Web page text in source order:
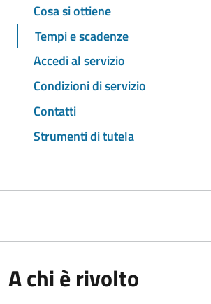
Cosa si ottiene
Tempi e scadenze
Accedi al servizio
Condizioni di servizio
Contatti
Strumenti di tutela
A chi è rivolto